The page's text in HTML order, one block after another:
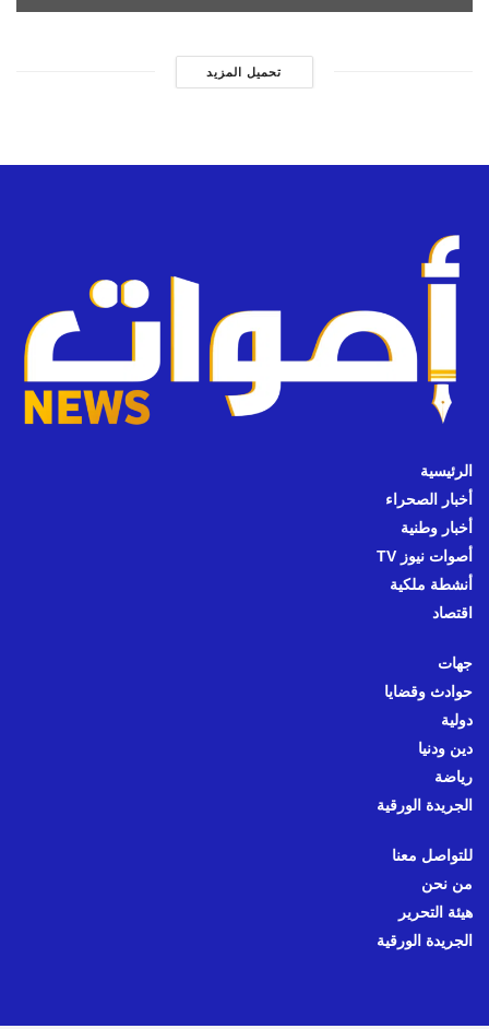
تحميل المزيد
الرئيسية
أخبار الصحراء
أخبار وطنية
أصوات نيوز TV
أنشطة ملكية
اقتصاد
جهات
حوادث وقضايا
دولية
دين ودنيا
رياضة
الجريدة الورقية
للتواصل معنا
من نحن
هيئة التحرير
الجريدة الورقية